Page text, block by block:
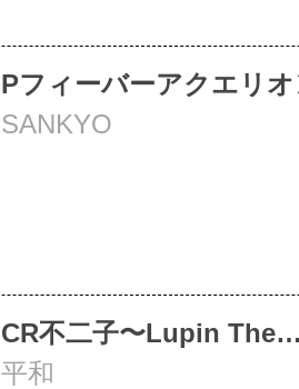
Pフィーバーアクエリ
SANKYO
CR不二子〜Lupin
平和